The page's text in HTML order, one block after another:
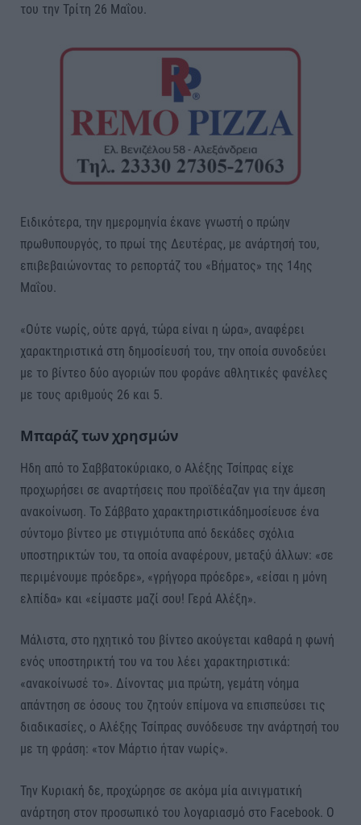
του την Τρίτη 26 Μαΐου.
Ειδικότερα, την ημερομηνία έκανε γνωστή ο πρώην
πρωθυπουργός, το πρωί της Δευτέρας, με ανάρτησή του,
επιβεβαιώνοντας το ρεπορτάζ του «Βήματος» της 14ης
Μαΐου.
«Ούτε νωρίς, ούτε αργά, τώρα είναι η ώρα», αναφέρει
χαρακτηριστικά στη δημοσίευσή του, την οποία συνοδεύει
με το βίντεο δύο αγοριών που φοράνε αθλητικές φανέλες
με τους αριθμούς 26 και 5.
Μπαράζ των χρησμών
Ηδη από το Σαββατοκύριακο, ο Αλέξης Τσίπρας είχε
προχωρήσει σε αναρτήσεις που προϊδέαζαν για την άμεση
ανακοίνωση. Το Σάββατο χαρακτηριστικάδημοσίευσε ένα
σύντομο βίντεο με στιγμιότυπα από δεκάδες σχόλια
υποστηρικτών του, τα οποία αναφέρουν, μεταξύ άλλων: «σε
περιμένουμε πρόεδρε», «γρήγορα πρόεδρε», «είσαι η μόνη
ελπίδα» και «είμαστε μαζί σου! Γερά Αλέξη».
Μάλιστα, στο ηχητικό του βίντεο ακούγεται καθαρά η φωνή
ενός υποστηρικτή του να του λέει χαρακτηριστικά:
«ανακοίνωσέ το». Δίνοντας μια πρώτη, γεμάτη νόημα
απάντηση σε όσους του ζητούν επίμονα να επισπεύσει τις
διαδικασίες, ο Αλέξης Τσίπρας συνόδευσε την ανάρτησή του
με τη φράση: «τον Μάρτιο ήταν νωρίς».
Την Κυριακή δε, προχώρησε σε ακόμα μία αινιγματική
ανάρτηση στον προσωπικό του λογαριασμό στο Facebook. Ο